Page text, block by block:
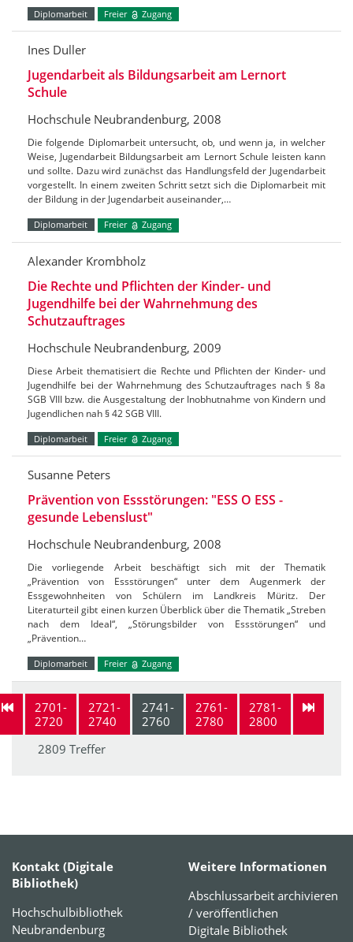
Diplomarbeit Freier Zugang
Ines Duller
Jugendarbeit als Bildungsarbeit am Lernort
Schule
Hochschule Neubrandenburg, 2008
Die folgende Diplomarbeit untersucht, ob, und wenn ja, in welcher
Weise, Jugendarbeit Bildungsarbeit am Lernort Schule leisten kann
und sollte. Dazu wird zunächst das Handlungsfeld der Jugendarbeit
vorgestellt. In einem zweiten Schritt setzt sich die Diplomarbeit mit
der Bildung in der Jugendarbeit auseinander,…
Diplomarbeit Freier Zugang
Alexander Krombholz
Die Rechte und Pflichten der Kinder- und
Jugendhilfe bei der Wahrnehmung des
Schutzauftrages
Hochschule Neubrandenburg, 2009
Diese Arbeit thematisiert die Rechte und Pflichten der Kinder- und
Jugendhilfe bei der Wahrnehmung des Schutzauftrages nach § 8a
SGB VIII bzw. die Ausgestaltung der Inobhutnahme von Kindern und
Jugendlichen nah § 42 SGB VIII.
Diplomarbeit Freier Zugang
Susanne Peters
Prävention von Essstörungen: "ESS O ESS -
gesunde Lebenslust"
Hochschule Neubrandenburg, 2008
Die vorliegende Arbeit beschäftigt sich mit der Thematik
„Prävention von Essstörungen“ unter dem Augenmerk der
Essgewohnheiten von Schülern im Landkreis Müritz. Der
Literaturteil gibt einen kurzen Überblick über die Thematik „Streben
nach dem Ideal“, „Störungsbilder von Essstörungen“ und
„Prävention…
Diplomarbeit Freier Zugang
2701-
2720
2721-
2740
2741-
2760
2761-
2780
2781-
2800
2809 Treffer
Kontakt (Digitale
Bibliothek)
Hochschulbibliothek
Neubrandenburg
Weitere Informationen
Abschlussarbeit archivieren
/ veröffentlichen
Digitale Bibliothek